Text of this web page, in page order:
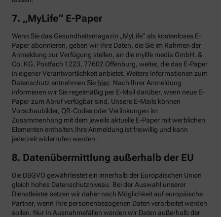
7. „MyLife“ E-Paper
Wenn Sie das Gesundheitsmagazin „MyLife“ als kostenloses E-
Paper abonnieren, geben wir Ihre Daten, die Sie im Rahmen der
Anmeldung zur Verfügung stellen, an die mylife media GmbH. &
Co. KG, Postfach 1223, 77602 Offenburg, weiter, die das E-Paper
in eigener Verantwortlichkeit anbietet. Weitere Informationen zum
Datenschutz entnehmen Sie hier . Nach Ihrer Anmeldung
informieren wir Sie regelmäßig per E-Mail darüber, wenn neue E-
Paper zum Abruf verfügbar sind. Unsere E-Mails können
Vorschaubilder, QR-Codes oder Verlinkungen im
Zusammenhang mit dem jeweils aktuelle E-Paper mit werblichen
Elementen enthalten.Ihre Anmeldung ist freiwillig und kann
jederzeit widerrufen werden.
8. Datenübermittlung außerhalb der EU
Die DSGVO gewährleistet ein innerhalb der Europäischen Union
gleich hohes Datenschutzniveau. Bei der Auswahl unserer
Dienstleister setzen wir daher nach Möglichkeit auf europäische
Partner, wenn Ihre personenbezogenen Daten verarbeitet werden
sollen. Nur in Ausnahmefällen werden wir Daten außerhalb der